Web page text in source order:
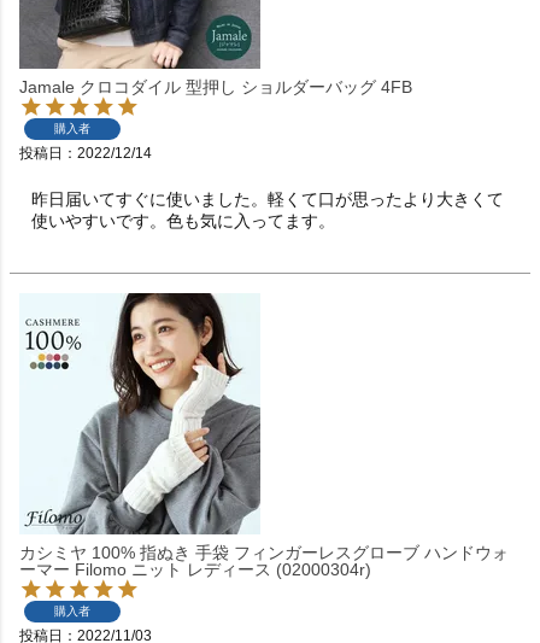
Jamale クロコダイル 型押し ショルダーバッグ 4FB
購入者
投稿日 2022/12/14
昨日届いてすぐに使いました。軽くて口が思ったより大きくて
使いやすいです。色も気に入ってます。
カシミヤ 100% 指ぬき 手袋 フィンガーレスグローブ ハンドウォ
ーマー Filomo ニット レディース (02000304r)
購入者
投稿日 2022/11/03